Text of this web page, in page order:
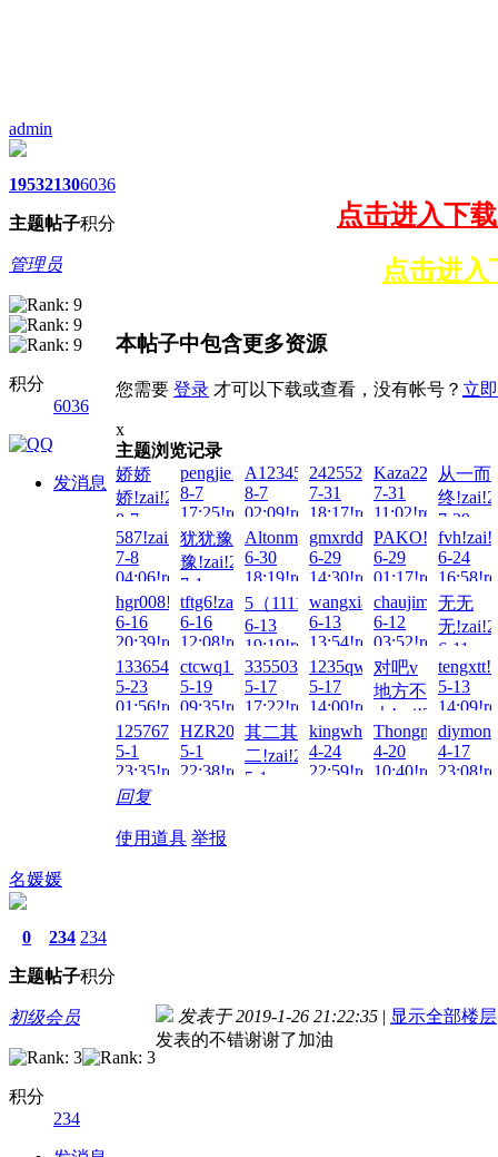
admin
1953
主题
2130
帖子
6036
积分
管理员
积分
6036
发消息
点击进入下
点击进入
本帖子中包含更多资源
您需要 登录 才可以下载或查看，没有帐号？ 立
x
主题浏览记录
娇娇
娇!zai!2026-
8-7
21:45!read!
pengjie!zai!2026-
8-7
17:25!read!
A123456...!zai!2026-
8-7
02:09!read!
242552!zai!2026-
7-31
18:17!read!
7-31
11:02!read!
从一而
终
7-29
587!zai!2026-
7-8
04:06!read!
犹犹豫
豫!zai!2026-
7-1
22:05!read!
Altonmag!zai!2026-
6-30
18:19!read!
gmxrdd!zai!2026-
6-29
14:30!read!
PAKO!zai!2026-
6-29
01:17!read!
6-24
hgr008!zai!2026-
6-16
20:39!read!
tftg6!zai!2026-
6-16
12:08!read!
5（11111）!zai!2026-
6-13
19:19!read!
wangxiaozhou!zai!2026-
6-13
13:54!read!
6-12
03:52!read!
无无
无
6-11
133654328!zai!2026-
5-23
01:56!read!
ctcwq1!zai!2026-
5-19
09:35!read!
33550336!zai!2026-
5-17
17:22!read!
1235qwer!zai!2026-
5-17
14:00!read!
对吧v
地方不
大!zai!2026-
5-14
21:43!read!
5-13
1257675998!zai!2026-
5-1
23:35!read!
HZR20081223!zai!2026-
5-1
22:38!read!
其二其
二!zai!2026-
5-1
kingwhole!zai!2026-
4-24
22:59!read!
4-20
10:40!read!
4-17
回复
使用道具 举报
名媛媛
0
主题
234
帖子
234
积分
初级会员
积分
234
发表于 2019-1-26 21:22:35 | 显示全部楼层
发表的不错谢谢了加油